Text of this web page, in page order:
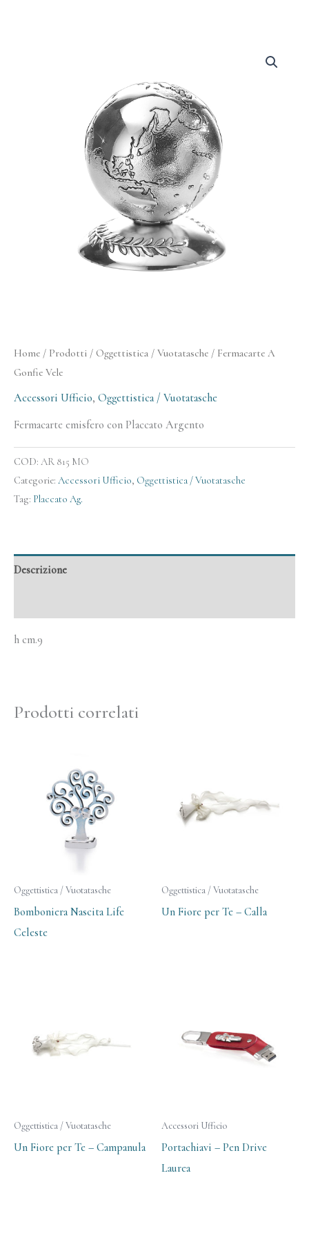
Home / Prodotti / Oggettistica / Vuotatasche / Fermacarte A
Gonfie Vele
Accessori Ufficio, Oggettistica / Vuotatasche
Fermacarte emisfero con Placcato Argento
COD: AR 815 MO
Categorie: Accessori Ufficio, Oggettistica / Vuotatasche
Tag: Placcato Ag.
Descrizione
h cm.9
Prodotti correlati
Oggettistica / Vuotatasche
Bomboniera Nascita Life
Celeste
Oggettistica / Vuotatasche
Un Fiore per Te – Calla
Oggettistica / Vuotatasche
Un Fiore per Te – Campanula
Accessori Ufficio
Portachiavi – Pen Drive
Laurea